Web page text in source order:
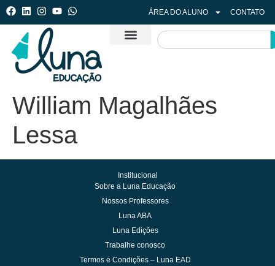
ÁREA DO ALUNO CONTATO
William Magalhães
Lessa
Institucional
Sobre a Luna Educação
Nossos Professores
Luna ABA
Luna Edições
Trabalhe conosco
Termos e Condições – Luna EAD